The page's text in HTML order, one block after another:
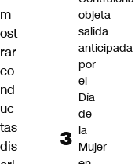
m
ost
rar
co
nd
uc
tas
dis
objeta
salida
anticipada
por
el
Día
de
la
Mujer